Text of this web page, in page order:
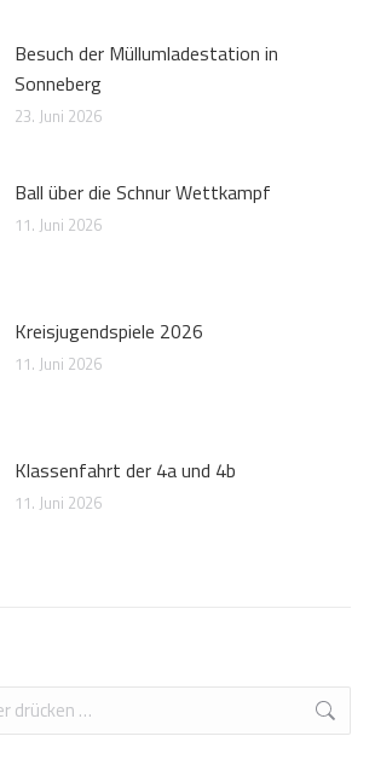
Besuch der Müllumladestation in
Sonneberg
23. Juni 2026
Ball über die Schnur Wettkampf
11. Juni 2026
Kreisjugendspiele 2026
11. Juni 2026
Klassenfahrt der 4a und 4b
11. Juni 2026